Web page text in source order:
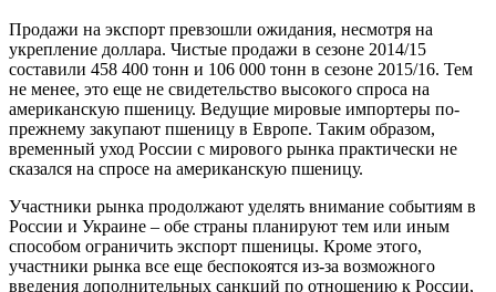
Продажи на экспорт превзошли ожидания, несмотря на
укрепление доллара. Чистые продажи в сезоне 2014/15
составили 458 400 тонн и 106 000 тонн в сезоне 2015/16. Тем
не менее, это еще не свидетельство высокого спроса на
американскую пшеницу. Ведущие мировые импортеры по-
прежнему закупают пшеницу в Европе. Таким образом,
временный уход России с мирового рынка практически не
сказался на спросе на американскую пшеницу.
Участники рынка продолжают уделять внимание событиям в
России и Украине – обе страны планируют тем или иным
способом ограничить экспорт пшеницы. Кроме этого,
участники рынка все еще беспокоятся из-за возможного
введения дополнительных санкций по отношению к России,